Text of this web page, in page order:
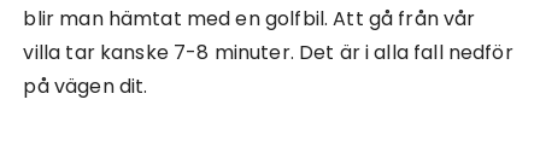
blir man hämtat med en golfbil. Att gå från vår
villa tar kanske 7-8 minuter. Det är i alla fall nedför
på vägen dit.